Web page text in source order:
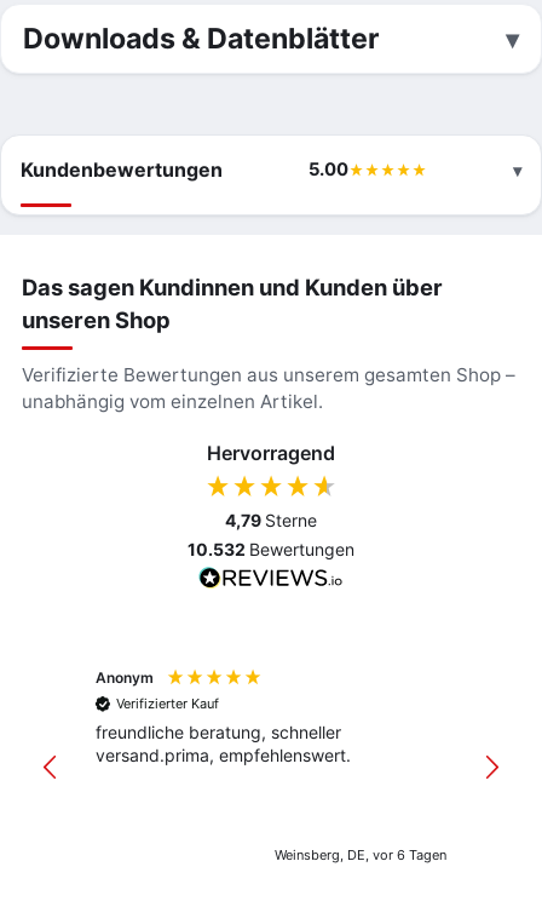
Downloads & Datenblätter
Kundenbewertungen 5.00
Das sagen Kundinnen und Kunden über
unseren Shop
Verifizierte Bewertungen aus unserem gesamten Shop –
unabhängig vom einzelnen Artikel.
Hervorragend
4,79 Sterne
10.532 Bewertungen
Anonym
Verifizierter Kauf
freundliche beratung, schneller
versand.prima, empfehlenswert.
Weinsberg, DE, vor 6 Tagen
klar